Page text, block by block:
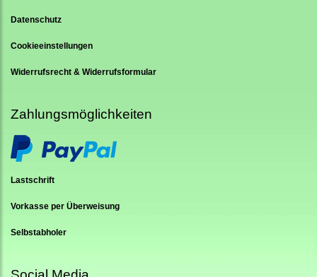
Datenschutz
Cookieeinstellungen
Widerrufsrecht & Widerrufsformular
Zahlungsmöglichkeiten
Lastschrift
Vorkasse per Überweisung
Selbstabholer